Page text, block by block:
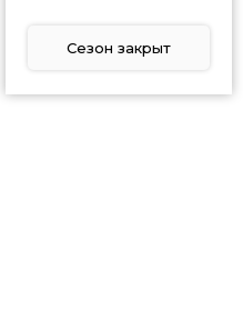
Сезон закрыт